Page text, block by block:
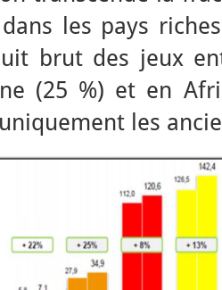
les pays
brut des jeux
(25 %) et en
les